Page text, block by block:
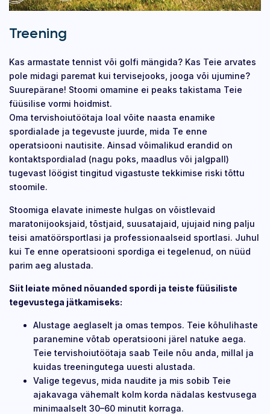
Treening
Kas armastate tennist või golfi mängida? Kas Teie arvates
pole midagi paremat kui tervisejooks, jooga või ujumine?
Suurepärane! Stoomi omamine ei peaks takistama Teie
füüsilise vormi hoidmist.
Oma tervishoiutöötaja loal võite naasta enamike
spordialade ja tegevuste juurde, mida Te enne
operatsiooni nautisite. Ainsad võimalikud erandid on
kontaktspordialad (nagu poks, maadlus või jalgpall)
tugevast löögist tingitud vigastuste tekkimise riski tõttu
stoomile.
Stoomiga elavate inimeste hulgas on võistlevaid
maratonijooksjaid, tõstjaid, suusatajaid, ujujaid ning palju
teisi amatöörsportlasi ja professionaalseid sportlasi. Juhul
kui Te enne operatsiooni spordiga ei tegelenud, on nüüd
parim aeg alustada.
Siit leiate mõned nõuanded spordi ja teiste füüsiliste
tegevustega jätkamiseks:
Alustage aeglaselt ja omas tempos. Teie kõhulihaste
paranemine võtab operatsiooni järel natuke aega.
Teie tervishoiutöötaja saab Teile nõu anda, millal ja
kuidas treeningutega uuesti alustada.
Valige tegevus, mida naudite ja mis sobib Teie
ajakavaga vähemalt kolm korda nädalas kestvusega
minimaalselt 30–60 minutit korraga.